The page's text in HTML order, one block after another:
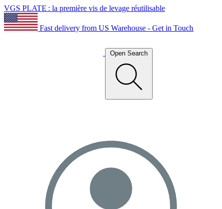
VGS PLATE : la première vis de levage réutilisable
Fast delivery from US Warehouse - Get in Touch
Open Search